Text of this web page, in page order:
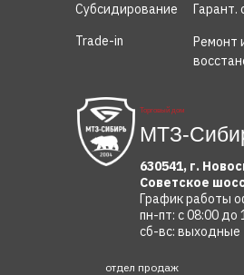
Торговый дом
МТЗ-
Trade-in
Субсидирование
Ремонт
Гарант.
630541, г.
Советское
График работы
пн-пт: с 08:00 до
сб-вс: выходные
отдел продаж